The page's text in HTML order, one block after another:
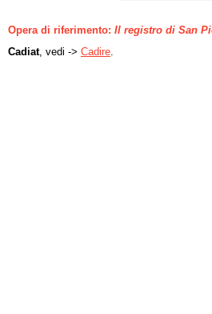
Opera di riferimento: Il registro di San
Cadiat, vedi -> Cadire